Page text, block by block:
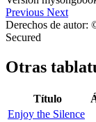
Previous Next
Derechos de autor:
Secured
Otras
Título
Enjoy the Silence